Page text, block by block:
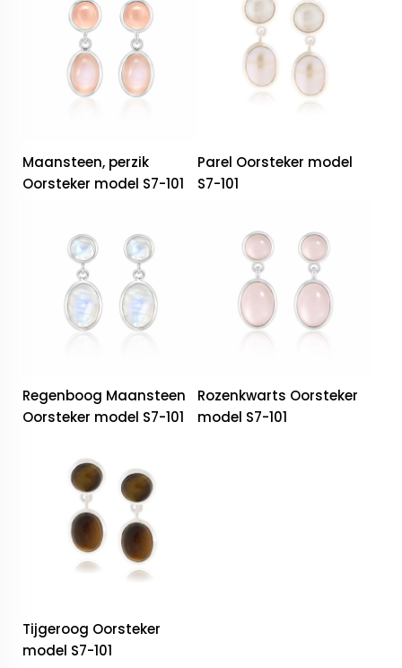
Maansteen, perzik
Oorsteker model S7-101
Parel Oorsteker model
S7-101
Regenboog Maansteen
Oorsteker model S7-101
Rozenkwarts Oorsteker
model S7-101
Tijgeroog Oorsteker
model S7-101